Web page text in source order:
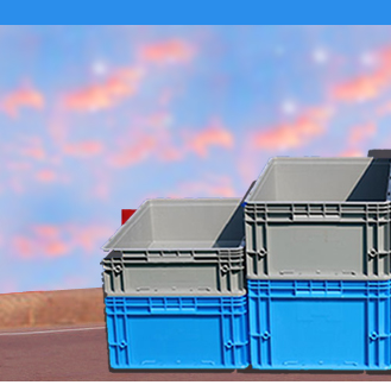
联系我们
厂房设备